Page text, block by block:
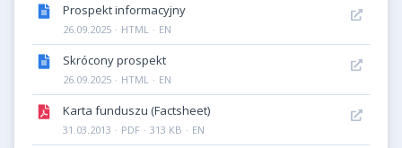
Prospekt informacyjny
26.09.2025 · HTML · EN
Skrócony prospekt
26.09.2025 · HTML · EN
Karta funduszu (Factsheet)
31.03.2013 · PDF · 313 KB · EN